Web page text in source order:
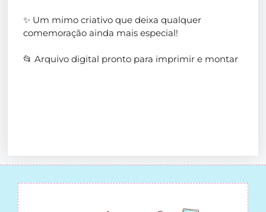
✨ Um mimo criativo que deixa qualquer
comemoração ainda mais especial!
📂 Arquivo digital pronto para imprimir e montar